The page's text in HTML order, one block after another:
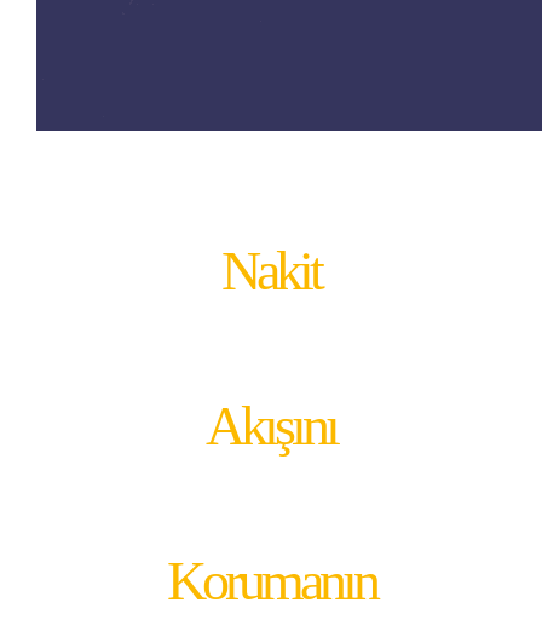
Nakit
Akışını
Korumanın